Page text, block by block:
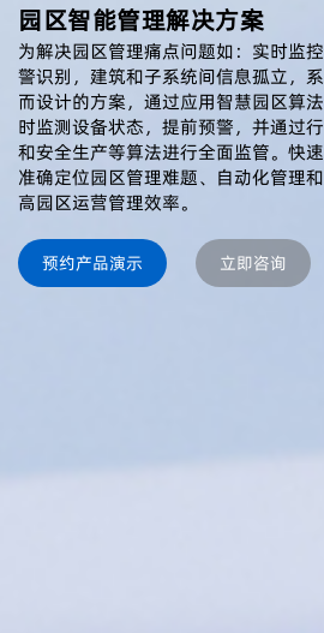
园区智能管理解决方案
为解决园区管理痛点问题如：实时监
警识别，建筑和子系统间信息孤立，
而设计的方案，通过应用智慧园区算
时监测设备状态，提前预警，并通过
和安全生产等算法进行全面监管。快速
准确定位园区管理难题、自动化管理
高园区运营管理效率。
预约产品演示 立即咨询